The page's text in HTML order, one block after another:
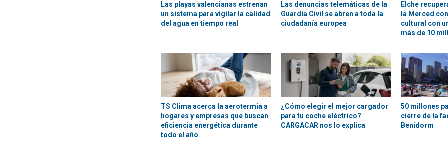
Las playas valencianas estrenan
un sistema para vigilar la calidad
del agua en tiempo real
Las denuncias telemáticas de la
Guardia Civil se abren a toda la
ciudadanía europea
Elche
la Merced
cultural con
más de 10
TS Clima acerca la aerotermia a
hogares y empresas que buscan
eficiencia energética durante
todo el año
¿Cómo elegir el mejor cargador
para tu coche eléctrico?
CARGACAR nos lo explica
50 millones
cierre de la
Benidorm